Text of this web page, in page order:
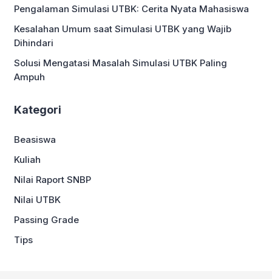
Pengalaman Simulasi UTBK: Cerita Nyata Mahasiswa
Kesalahan Umum saat Simulasi UTBK yang Wajib
Dihindari
Solusi Mengatasi Masalah Simulasi UTBK Paling
Ampuh
Kategori
Beasiswa
Kuliah
Nilai Raport SNBP
Nilai UTBK
Passing Grade
Tips